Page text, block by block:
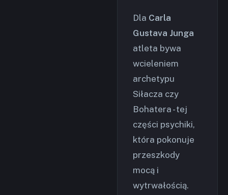
Dla Carla
Gustava Junga
atleta bywa
wcieleniem
archetypu
Siłacza czy
Bohatera - tej
części psychiki,
która pokonuje
przeszkody
mocą i
wytrwałością.